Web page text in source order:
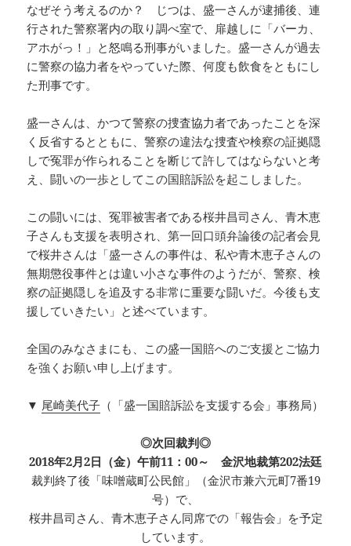
なぜそう考えるのか？ じつは、盛一さんが逮捕後、連
行された警察署内の取り調べ室で、扉越しに「バーカ、
アホがっ！」と怒鳴る刑事がいました。盛一さんが過去
に警察の協力者をやっていた際、何度も飲食をともにし
た刑事です。
盛一さんは、かつて警察の捜査協力者であったことを深
く反省するとともに、警察の違法な捜査や検察の証拠隠
しで冤罪が作られることを断じて許してはならないと考
え、闘いの一歩としてこの国賠訴訟を起こしました。
この闘いには、冤罪被害者である桜井昌司さん、青木恵
子さんも支援を表明され、第一回口頭弁論後の記者会見
で桜井さんは「盛一さんの事件は、私や青木恵子さんの
無期懲役事件とは違い小さな事件のようだが、警察、検
察の証拠隠しを追及する非常に重要な闘いだ。今後も支
援していきたい」と述べています。
全国のみなさまにも、この盛一国賠へのご支援とご協力
を強くお願い申し上げます。
▼ 尾崎美代子 （「盛一国賠訴訟を支援する会」事務局）
◎次回裁判◎
2018年2月2日（金）午前11：00～ 金沢地裁第202法廷
裁判終了後「味噌蔵町公民館」（金沢市兼六元町7番19
号）で、
桜井昌司さん、青木恵子さん同席での「報告会」を予定
しています。